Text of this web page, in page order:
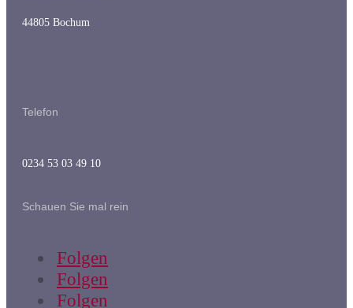
44805 Bochum
Telefon
0234 53 03 49 10
Schauen Sie mal rein
Folgen
Folgen
Folgen